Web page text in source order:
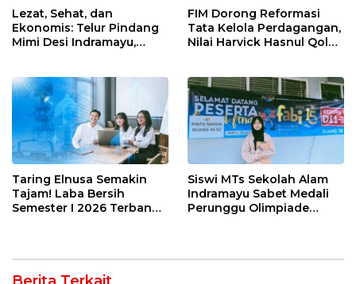
Lezat, Sehat, dan
Ekonomis: Telur Pindang
Mimi Desi Indramayu,
Ketagihan!
FIM Dorong Reformasi
Tata Kelola Perdagangan,
Nilai Harvick Hasnul Qolbi
Taring Elnusa Semakin
Tajam! Laba Bersih
Semester I 2026 Terbang
Siswi MTs Sekolah Alam
Indramayu Sabet Medali
Perunggu Olimpiade